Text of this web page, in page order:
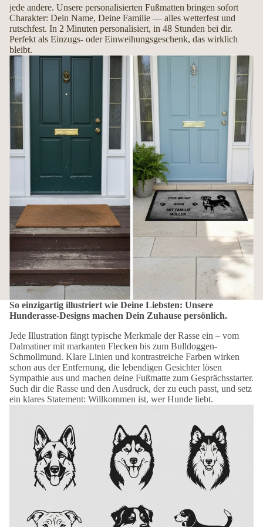
Mit Liebe handgemacht in Deutschland
Jede Fußmatte wird erst nach Ihrer Bestellung individuell gefertigt. So entsteht
ein hochwertiges Unikat, das Ihren Hund und Ihre Persönlichkeit perfekt
widerspiegelt.
jede andere. Unsere personalisierten Fußmatten bringen sofort
Charakter: Dein Name, Deine Familie — alles wetterfest und
rutschfest. In 2 Minuten personalisiert, in 48 Stunden bei dir.
Perfekt als Einzugs- oder Einweihungsgeschenk, das wirklich
bleibt.
So einzigartig illustriert wie Deine Liebsten: Unsere
Hunderasse-Designs machen Dein Zuhause persönlich.
Jede Illustration fängt typische Merkmale der Rasse ein – vom
Dalmatiner mit markanten Flecken bis zum Bulldoggen-
Schmollmund. Klare Linien und kontrastreiche Farben wirken
schon aus der Entfernung, die lebendigen Gesichter lösen
Sympathie aus und machen deine Fußmatte zum Gesprächsstarter.
Such dir die Rasse und den Ausdruck, der zu euch passt, und setz
ein klares Statement: Willkommen ist, wer Hunde liebt.